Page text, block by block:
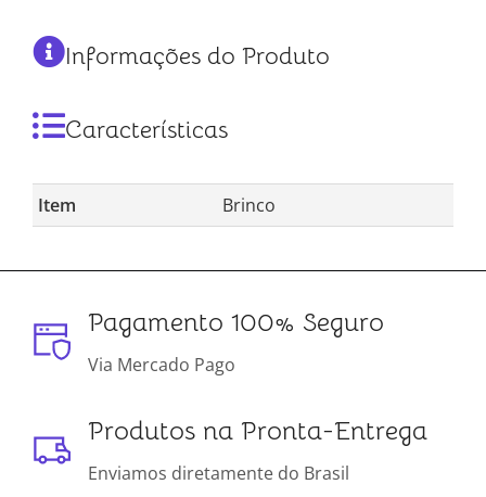
Informações do Produto
Características
Item Brinco
Pagamento 100% Seguro
Via Mercado Pago
Produtos na Pronta-Entrega
Enviamos diretamente do Brasil